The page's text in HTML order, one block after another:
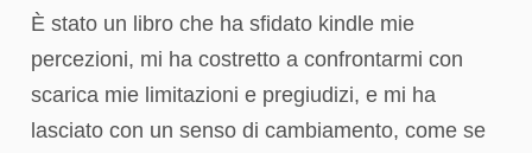
È stato un libro che ha sfidato kindle mie
percezioni, mi ha costretto a confrontarmi con
scarica mie limitazioni e pregiudizi, e mi ha
lasciato con un senso di cambiamento, come se